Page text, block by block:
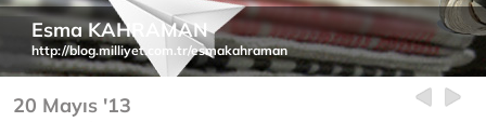
Esma KAHRAMAN
http://blog.milliyet.com.tr/esmakahraman
20 Mayıs '13